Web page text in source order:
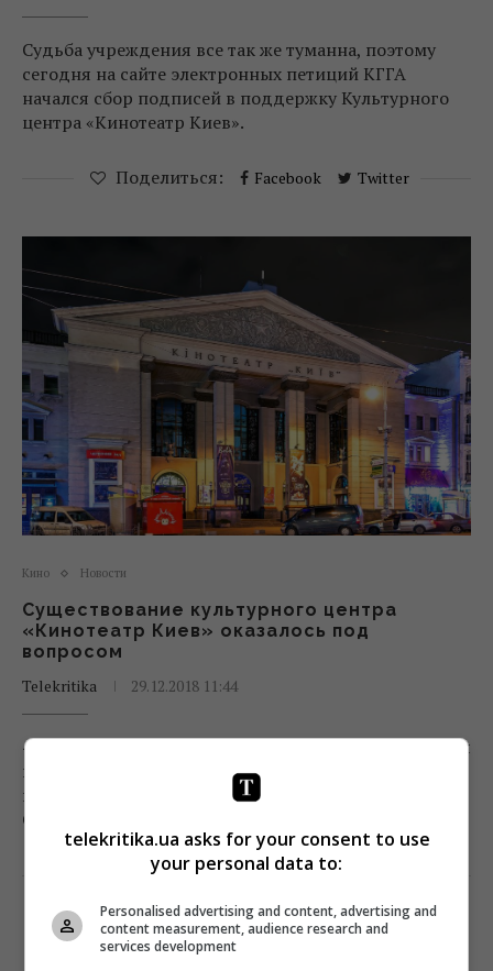
Судьба учреждения все так же туманна, поэтому
сегодня на сайте электронных петиций КГГА
начался сбор подписей в поддержку Культурного
центра «Кинотеатр Киев».
Поделиться: Facebook Twitter
Кино Новости
Существование культурного центра
«Кинотеатр Киев» оказалось под
вопросом
Telekritika
29.12.2018 11:44
4 января 2019 года истечет срок аренды помещения
по ул. Большая Васильковская, и КГГА не планирует
продлевать договор с действующим арендатором,
ООО «Культурный центр “Кинотеатр Киев”».
Поделиться: Facebook
telekritika.ua asks for your consent to use
your personal data to:
Personalised advertising and content, advertising and
content measurement, audience research and
services development